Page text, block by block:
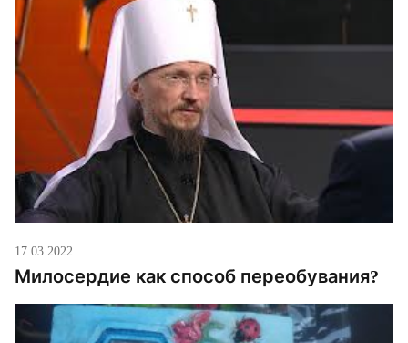
17.03.2022
Милосердие как способ переобувания?